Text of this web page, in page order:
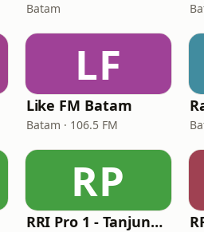
Batam
LF
Like FM Batam
Batam · 106.5 FM
RP
RRI Pro 1 - Tanjungpinang